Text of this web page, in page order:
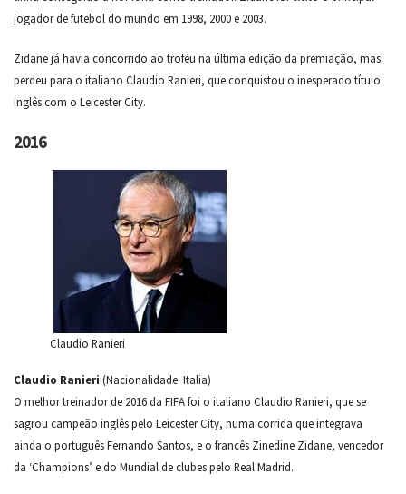
jogador de futebol do mundo em 1998, 2000 e 2003.
Zidane já havia concorrido ao troféu na última edição da premiação, mas
perdeu para o italiano Claudio Ranieri, que conquistou o inesperado título
inglês com o Leicester City.
2016
Claudio Ranieri
Claudio Ranieri (Nacionalidade: Italia)
O melhor treinador de 2016 da FIFA foi o italiano Claudio Ranieri, que se
sagrou campeão inglês pelo Leicester City, numa corrida que integrava
ainda o português Fernando Santos, e o francês Zinedine Zidane, vencedor
da ‘Champions’ e do Mundial de clubes pelo Real Madrid.